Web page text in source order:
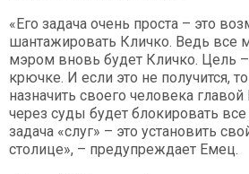
«Его задача очень проста – это
шантажировать Кличко. Ведь все
мэром вновь будет Кличко. Цель
крючке. И если это не получится,
назначить своего человека
через суды будет блокировать
задача «слуг» – это установить
столице», – предупреждает Емец.